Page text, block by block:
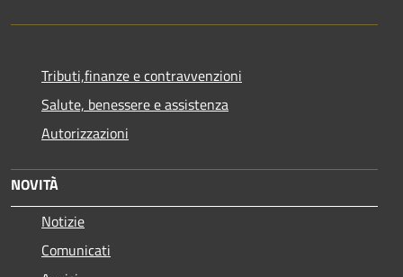
Tributi,finanze e contravvenzioni
Salute, benessere e assistenza
Autorizzazioni
NOVITÀ
Notizie
Comunicati